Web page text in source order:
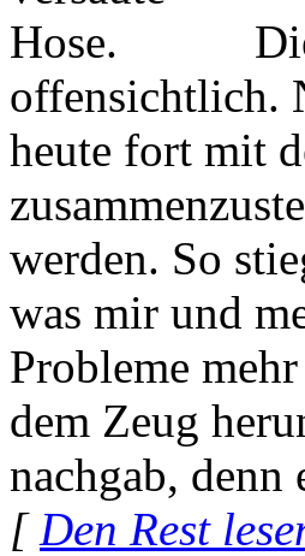
offensichtlich.
heute fort mit
werden. So
was mir und
Probleme
dem Zeug
nachgab, denn
[Den Rest